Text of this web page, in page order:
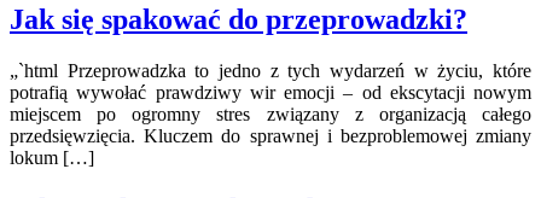
Jak się spakować do przeprowadzki?
„`html Przeprowadzka to jedno z tych wydarzeń w życiu, które
potrafią wywołać prawdziwy wir emocji – od ekscytacji nowym
miejscem po ogromny stres związany z organizacją całego
przedsięwzięcia. Kluczem do sprawnej i bezproblemowej zmiany
lokum […]